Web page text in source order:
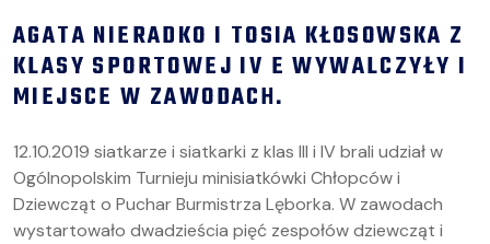
AGATA NIERADKO I TOSIA KŁOSOWSKA Z
KLASY SPORTOWEJ IV E WYWALCZYŁY I
MIEJSCE W ZAWODACH.
12.10.2019 siatkarze i siatkarki z klas III i IV brali udział w
Ogólnopolskim Turnieju minisiatkówki Chłopców i
Dziewcząt o Puchar Burmistrza Lęborka. W zawodach
wystartowało dwadzieścia pięć zespołów dziewcząt i